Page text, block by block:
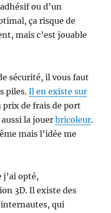
ou d’un
ça risque de
mais c’est jouable
sécurité, il vous faut
piles.Il en existe sur
prix de frais de port
la jouerbricoleur.
mais l’idée me
opté,
3D. Il existe des
qui